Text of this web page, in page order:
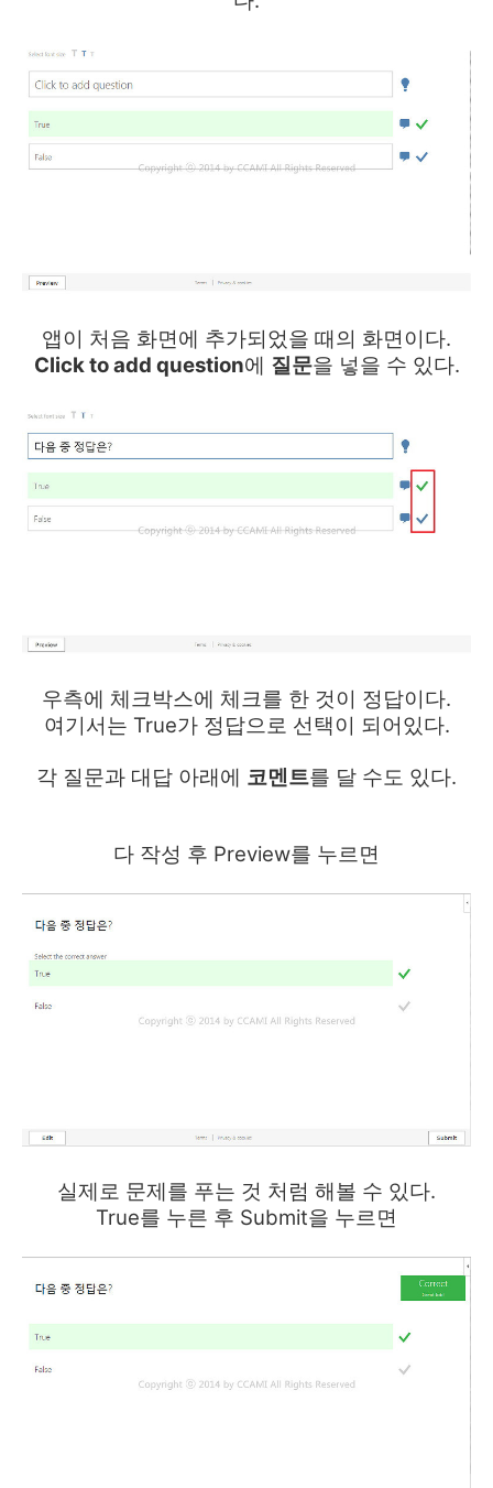
앱이 처음 화면에 추가되었을 때의 화면이다.
Click to add question에 질문을 넣을 수 있다.
우측에 체크박스에 체크를 한 것이 정답이다.
여기서는 True가 정답으로 선택이 되어있다.
각 질문과 대답 아래에 코멘트를 달 수도 있다.
다 작성 후 Preview를 누르면
실제로 문제를 푸는 것 처럼 해볼 수 있다.
True를 누른 후 Submit을 누르면